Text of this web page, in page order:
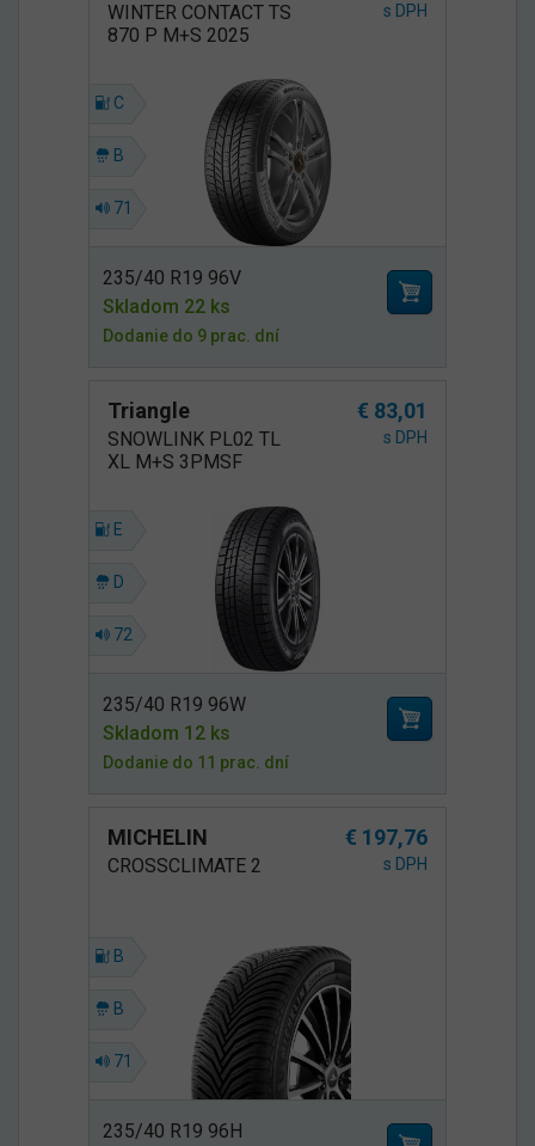
WINTER CONTACT TS
870 P M+S 2025
s DPH
C
B
71
235/40 R19 96V
Skladom 22 ks
Dodanie do 9 prac. dní
Triangle € 83,01
SNOWLINK PL02 TL
XL M+S 3PMSF
s DPH
E
D
72
235/40 R19 96W
Skladom 12 ks
Dodanie do 11 prac. dní
MICHELIN € 197,76
CROSSCLIMATE 2 s DPH
B
B
71
235/40 R19 96H